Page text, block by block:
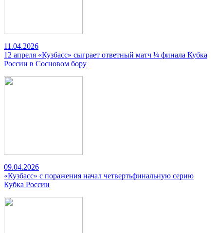
11.04.2026
12 апреля «Кузбасс» сыграет ответный матч ¼ финала Кубка
России в Сосновом бору
09.04.2026
«Кузбасс» с поражения начал четвертьфинальную серию
Кубка России